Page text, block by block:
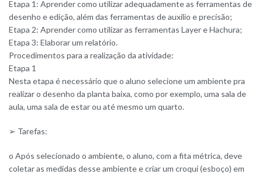
Etapa 1: Aprender como utilizar adequadamente as ferramentas de
desenho e edição, além das ferramentas de auxilio e precisão;
Etapa 2: Aprender como utilizar as ferramentas Layer e Hachura;
Etapa 3: Elaborar um relatório.
Procedimentos para a realização da atividade:
Etapa 1
Nesta etapa é necessário que o aluno selecione um ambiente pra
realizar o desenho da planta baixa, como por exemplo, uma sala de
aula, uma sala de estar ou até mesmo um quarto.
➢ Tarefas:
o Após selecionado o ambiente, o aluno, com a fita métrica, deve
coletar as medidas desse ambiente e criar um croqui (esboço) em